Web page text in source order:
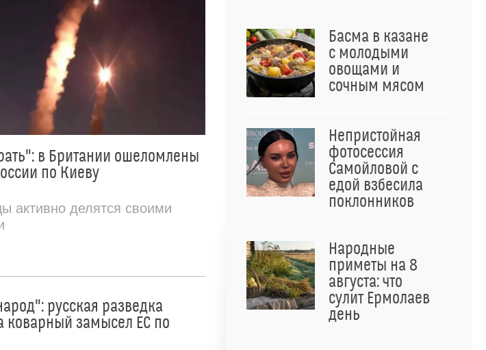
в Британии ошеломлены
по Киеву
активно делятся своими
русская разведка
коварный замысел ЕС по
Басма в казане
с молодыми
овощами и
сочным мясом
Непристойная
фотосессия
Самойловой с
едой взбесила
поклонников
Народные
приметы на 8
августа: что
сулит Ермолаев
день